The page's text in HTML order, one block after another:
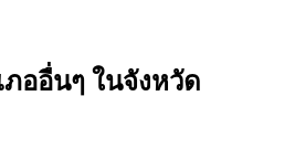
ออื่นๆ ในจังหวัด